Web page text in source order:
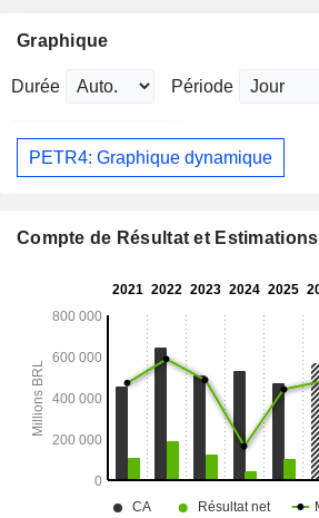
Graphique
Durée Période
PETR4: Graphique dynamique
Compte de Résultat et Estimations